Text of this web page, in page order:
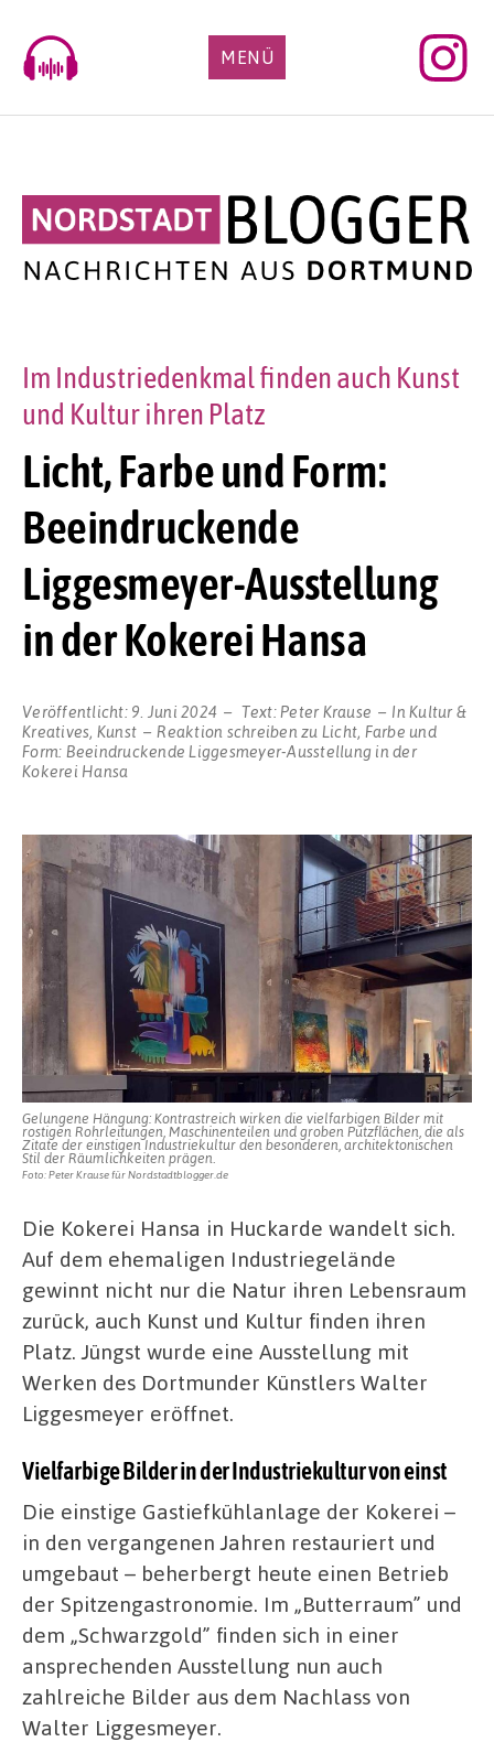
content
MENÜ
Licht, Farbe und Form:
Beeindruckende
Liggesmeyer-Ausstellung
in der Kokerei Hansa
Im Industriedenkmal finden auch Kunst
und Kultur ihren Platz
Veröffentlicht: 9. Juni 2024 Text:Peter Krause In Kultur &
Kreatives, Kunst Reaktion schreiben zu Licht, Farbe und
Form: Beeindruckende Liggesmeyer-Ausstellung in der
Kokerei Hansa
Gelungene Hängung: Kontrastreich wirken die vielfarbigen Bilder mit
rostigen Rohrleitungen, Maschinenteilen und groben Putzflächen, die als
Zitate der einstigen Industriekultur den besonderen, architektonischen
Stil der Räumlichkeiten prägen.
Foto: Peter Krause für Nordstadtblogger.de
Die Kokerei Hansa in Huckarde wandelt sich.
Auf dem ehemaligen Industriegelände
gewinnt nicht nur die Natur ihren Lebensraum
zurück, auch Kunst und Kultur finden ihren
Platz. Jüngst wurde eine Ausstellung mit
Werken des Dortmunder Künstlers Walter
Liggesmeyer eröffnet.
Vielfarbige Bilder in der Industriekultur von einst
Die einstige Gastiefkühlanlage der Kokerei –
in den vergangenen Jahren restauriert und
umgebaut – beherbergt heute einen Betrieb
der Spitzengastronomie. Im „Butterraum” und
dem „Schwarzgold” finden sich in einer
ansprechenden Ausstellung nun auch
zahlreiche Bilder aus dem Nachlass von
Walter Liggesmeyer.